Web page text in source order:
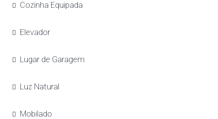
Cozinha Equipada
Elevador
Lugar de Garagem
Luz Natural
Mobilado